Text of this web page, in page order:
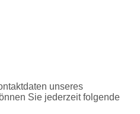
unseres
Sie jederzeit folgende